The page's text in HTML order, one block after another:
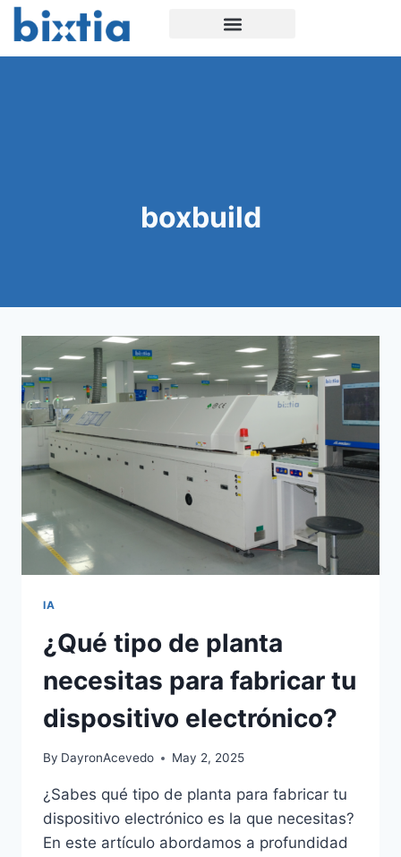
boxbuild
IA
¿Qué tipo de planta
necesitas para fabricar tu
dispositivo electrónico?
By DayronAcevedo May 2, 2025
¿Sabes qué tipo de planta para fabricar tu
dispositivo electrónico es la que necesitas?
En este artículo abordamos a profundidad